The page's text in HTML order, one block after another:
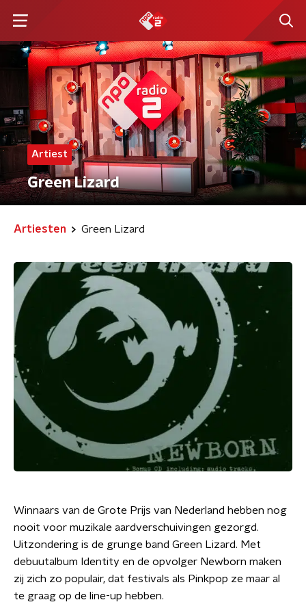
Artiest
Green Lizard
Artiesten Green Lizard
Winnaars van de Grote Prijs van Nederland hebben nog
nooit voor muzikale aardverschuivingen gezorgd.
Uitzondering is de grunge band Green Lizard. Met
debuutalbum Identity en de opvolger Newborn maken
zij zich zo populair, dat festivals als Pinkpop ze maar al
te graag op de line-up hebben.